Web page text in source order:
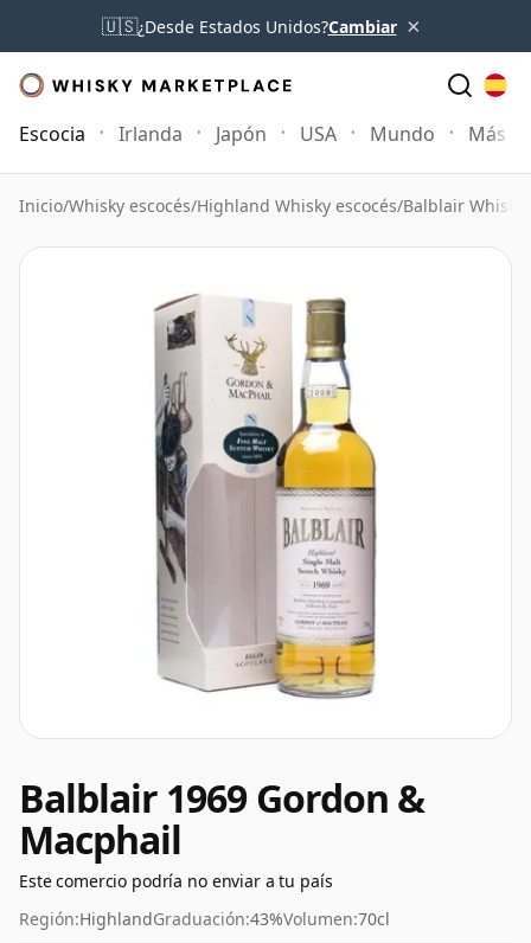
🇺🇸¿Desde Estados Unidos?Cambiar ×
Escocia Irlanda Japón USA Mundo Más
Inicio/Whisky escocés/Highland Whisky escocés/Balblair Whisky
Balblair 1969 Gordon &
Macphail
Este comercio podría no enviar a tu país
Región:HighlandGraduación:43%Volumen:70cl